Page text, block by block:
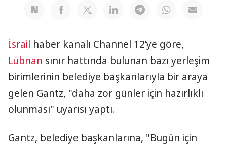
İsrail haber kanalı Channel 12’ye göre,
Lübnan sınır hattında bulunan bazı yerleşim
birimlerinin belediye başkanlarıyla bir araya
gelen Gantz, "daha zor günler için hazırlıklı
olunması" uyarısı yaptı.
Gantz, belediye başkanlarına, "Bugün için